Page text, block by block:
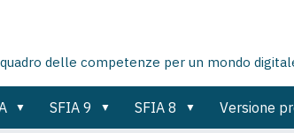
delle competenze per un mondo
SFIA 9 SFIA 8 Versione